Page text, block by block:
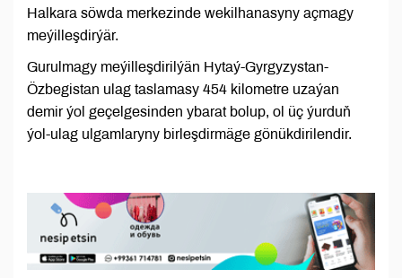
Halkara söwda merkezinde wekilhanasyny açmagy
meýilleşdirýär.
Gurulmagy meýilleşdirilýän Hytaý-Gyrgyzystan-
Özbegistan ulag taslamasy 454 kilometre uzaýan
demir ýol geçelgesinden ybarat bolup, ol üç ýurduň
ýol-ulag ulgamlaryny birleşdirmäge gönükdirilendir.